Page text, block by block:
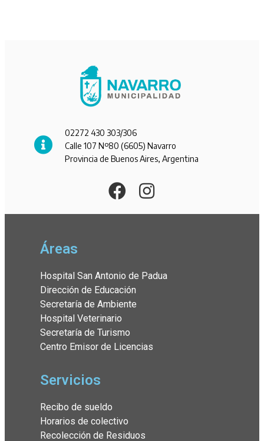
02272 430 303/306
Calle 107 Nº80 (6605) Navarro
Provincia de Buenos Aires, Argentina
Áreas
Hospital San Antonio de Padua
Dirección de Educación
Secretaría de Ambiente
Hospital Veterinario
Secretaría de Turismo
Centro Emisor de Licencias
Servicios
Recibo de sueldo
Horarios de colectivo
Recolección de Residuos